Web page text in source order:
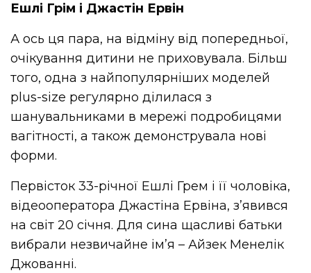
Ешлі Грім і Джастін Ервін
А ось ця пара, на відміну від попередньої,
очікування дитини не приховувала. Більш
того, одна з найпопулярніших моделей
plus-size регулярно ділилася з
шанувальниками в мережі подробицями
вагітності, а також демонструвала нові
форми.
Первісток 33-річної Ешлі Грем і її чоловіка,
відеооператора Джастіна Ервіна, з’явився
на світ 20 січня. Для сина щасливі батьки
вибрали незвичайне ім’я – Айзек Менелік
Джованні.